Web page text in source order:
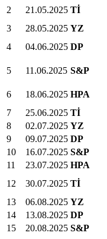
2
21.05.2025 Tİ
3
28.05.2025 YZ
4
04.06.2025 DP
5
11.06.2025 S&P
6
18.06.2025 HPA
7
25.06.2025 Tİ
8
02.07.2025 YZ
9
09.07.2025 DP
10
16.07.2025 S&P
11
23.07.2025 HPA
12
30.07.2025 Tİ
13
06.08.2025 YZ
14
13.08.2025 DP
15
20.08.2025 S&P